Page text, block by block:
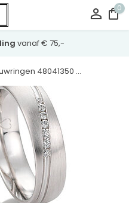
0
vanaf € 75,-
48041350 ...